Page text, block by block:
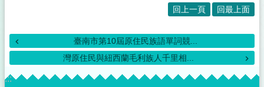
回上一頁 回最上面
臺南市第10屆原住民族語單詞競...
灣原住民與紐西蘭毛利族人千里相...
:::